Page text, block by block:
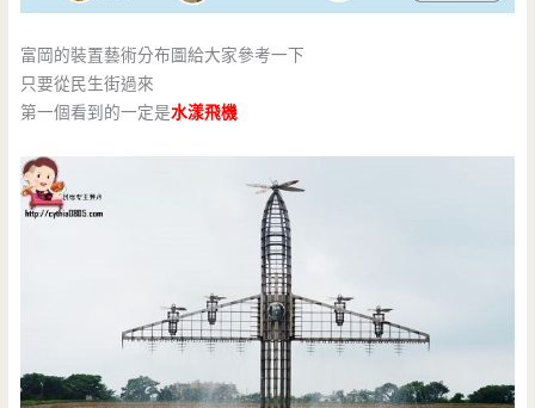
富岡的裝置藝術分布圖給大家參考一下
只要從民生街過來
第一個看到的一定是水漾飛機